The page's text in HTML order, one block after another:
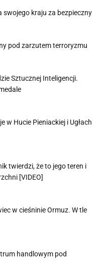
swojego kraju za bezpieczny
pod zarzutem terroryzmu
Sztucznej Inteligencji.
w Hucie Pieniackiej i Ugłach
twierdzi, że to jego teren i
[VIDEO]
w cieśninie Ormuz. W tle
handlowym pod